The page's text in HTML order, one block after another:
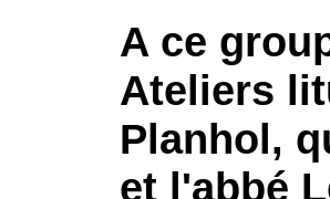
A ce
Ateliers
Planhol,
et l'abbé